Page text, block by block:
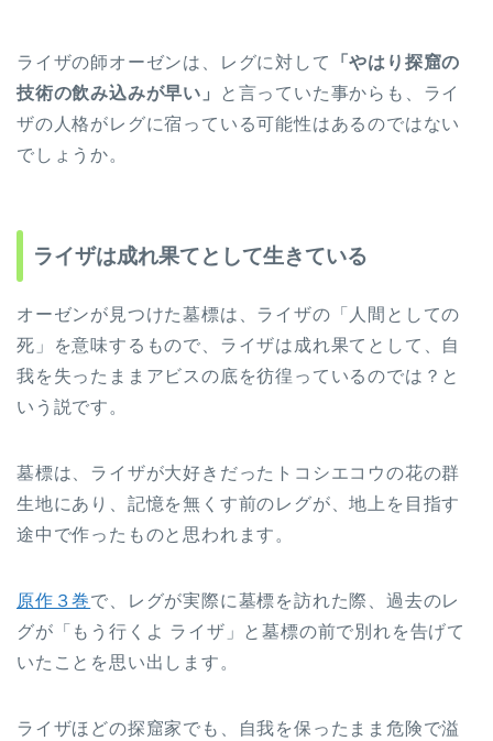
ライザの師オーゼンは、レグに対して
「やはり探窟の
技術の飲み込みが早い」
と言っていた事からも、ライ
ザの人格がレグに宿っている可能性はあるのではない
でしょうか。
ライザは成れ果てとして生きている
オーゼンが見つけた墓標は、ライザの「人間としての
死」を意味するもので、ライザは成れ果てとして、自
我を失ったままアビスの底を彷徨っているのでは？と
いう説です。
墓標は、ライザが大好きだったトコシエコウの花の群
生地にあり、記憶を無くす前のレグが、地上を目指す
途中で作ったものと思われます。
原作３巻で、レグが実際に墓標を訪れた際、過去のレ
グが「もう行くよ ライザ」と墓標の前で別れを告げて
いたことを思い出します。
ライザほどの探窟家でも、自我を保ったまま危険で溢